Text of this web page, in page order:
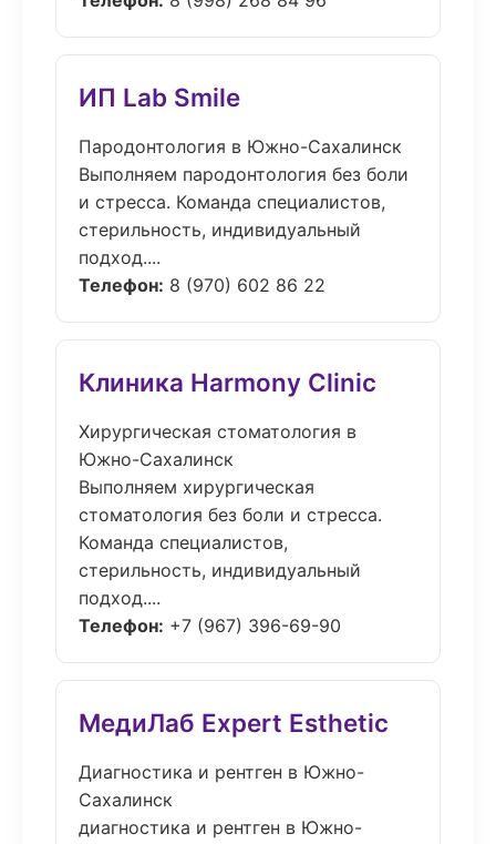
ИП Lab Smile
Пародонтология в Южно-Сахалинск
Выполняем пародонтология без боли
и стресса. Команда специалистов,
стерильность, индивидуальный
подход....
Телефон: 8 (970) 602 86 22
Клиника Harmony Clinic
Хирургическая стоматология в
Южно-Сахалинск
Выполняем хирургическая
стоматология без боли и стресса.
Команда специалистов,
стерильность, индивидуальный
подход....
Телефон: +7 (967) 396-69-90
МедиЛаб Expert Esthetic
Диагностика и рентген в Южно-
Сахалинск
диагностика и рентген в Южно-